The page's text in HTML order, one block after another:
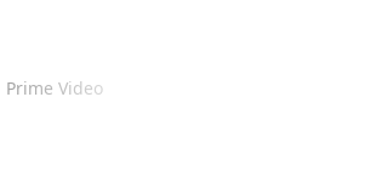
Prime Video